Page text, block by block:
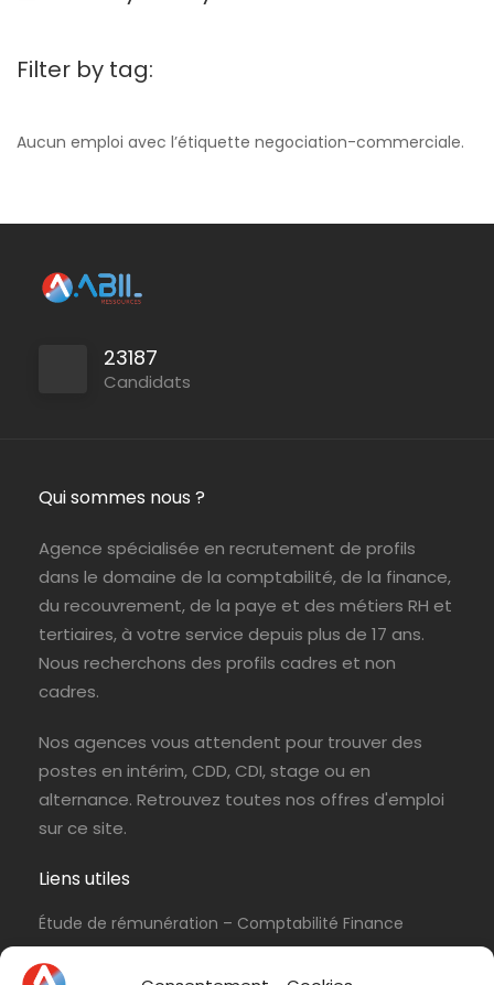
Filter by tag:
Aucun emploi avec l’étiquette negociation-commerciale.
23187
Candidats
Qui sommes nous ?
Agence spécialisée en recrutement de profils
dans le domaine de la comptabilité, de la finance,
du recouvrement, de la paye et des métiers RH et
tertiaires, à votre service depuis plus de 17 ans.
Nous recherchons des profils cadres et non
cadres.
Nos agences vous attendent pour trouver des
postes en intérim, CDD, CDI, stage ou en
alternance. Retrouvez toutes nos offres d'emploi
sur ce site.
Liens utiles
Étude de rémunération – Comptabilité Finance